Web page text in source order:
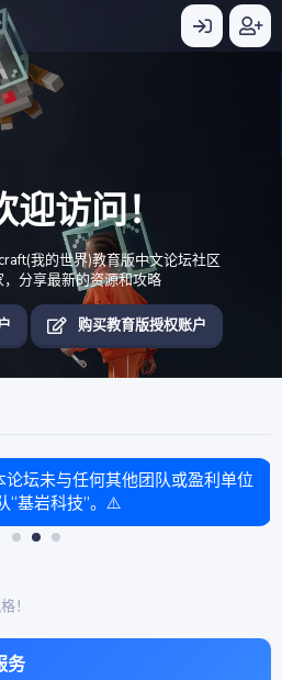
迎访问！
我的世界)教育版中文论坛社区
分享最新的资源和攻略
购买教育版授权账户
坛未与任何其他团队或盈利单位
“基岩科技”。⚠️
！
务